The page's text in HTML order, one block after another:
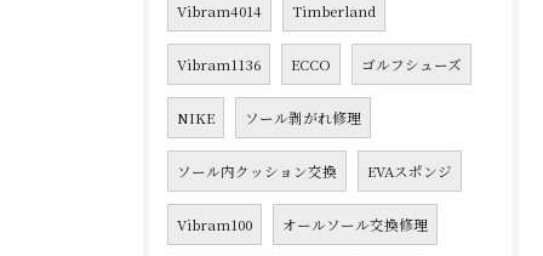
Vibram4014 Timberland
Vibram1136 ECCO ゴルフシューズ
NIKE ソール剥がれ修理
ソール内クッション交換 EVAスポンジ
Vibram100 オールソール交換修理